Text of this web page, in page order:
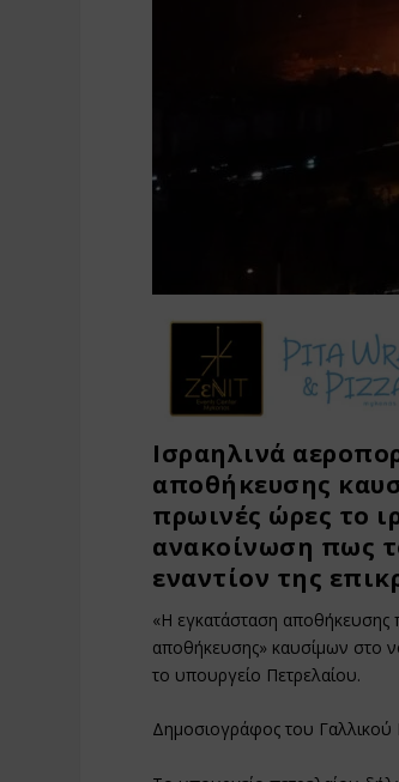
Ισραηλινά
αποθήκευσης
πρωινές ώρες το
ανακοίνωση πως
εναντίον της
«Η εγκατάσταση αποθήκευσης
αποθήκευσης» καυσίμων στο
το υπουργείο Πετρελαίου.
Δημοσιογράφος του Γαλλικού